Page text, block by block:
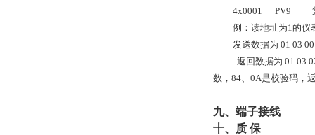
4x0001
PV9
例：读地址为1的仪
发送数据为 01 03
返回数据为 01 03
数，84、0A是校验码，
九、端子接线
十、质 保